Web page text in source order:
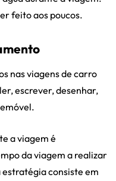
feito aos poucos.
nas viagens de carro
escrever, desenhar,
a viagem é
da viagem a realizar
consiste em